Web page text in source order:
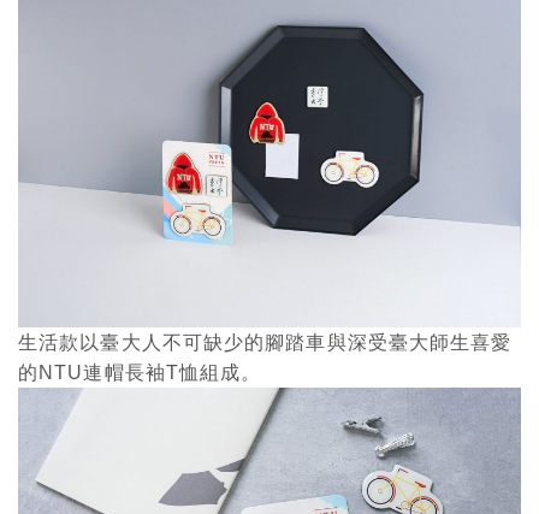
生活款以臺大人不可缺少的腳踏車與深受臺大師生喜愛
的NTU連帽長袖T恤組成。